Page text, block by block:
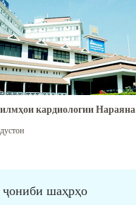
кардиологии Нараяна
ҷониби шаҳрҳо